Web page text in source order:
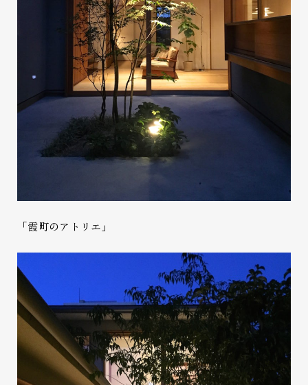
「霞町のアトリエ」